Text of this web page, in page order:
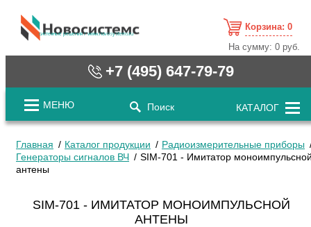
cистемные решения / www.novosystems.ru
Корзина: 0
На сумму:0 руб.
+7 (495) 647-79-79
МЕНЮ Поиск КАТАЛОГ
Главная Каталог продукции
Радиоизмерительные приборы
Генераторы сигналов ВЧ
SIM-701 - Имитатор
антены
SIM-701 - ИМИТАТОР МОНОИМПУЛЬСНОЙ
АНТЕНЫ